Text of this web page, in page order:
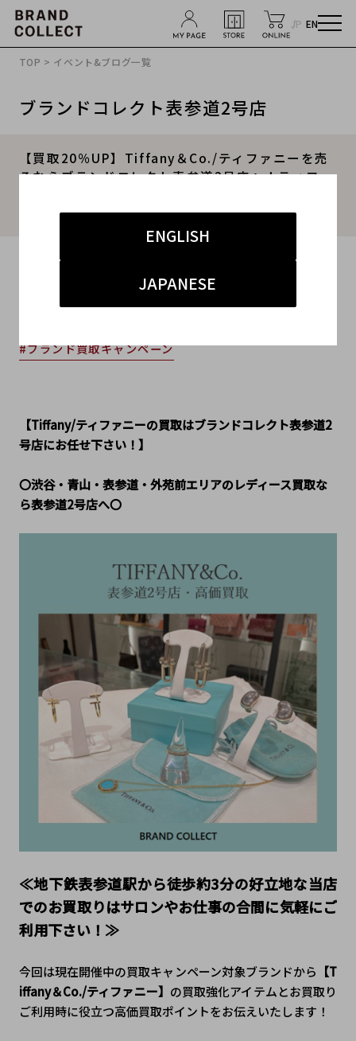
JP EN
ENGLISH
JAPANESE
TOP > イベント&ブログ一覧
ブランドコレクト表参道2号店
【買取20％UP】Tiffany＆Co./ティファニーを売
るならブランドコレクト表参道2号店へ！ティファ
買取いたします！
2024.06.24
#表参道2号店 #買取
#ブランド買取キャンペーン
【Tiffany/ティファニーの買取はブランドコレクト表参道2
号店にお任せ下さい！】
〇渋谷・青山・表参道・外苑前エリアのレディース買取な
ら表参道2号店へ〇
≪地下鉄表参道駅から徒歩約3分の好立地な当店
でのお買取りはサロンやお仕事の合間に気軽にご
利用下さい！≫
今回は現在開催中の買取キャンペーン対象ブランドから 【T
iffany＆Co./ティファニー】 の買取強化アイテムとお買取り
ご利用時に役立つ高価買取ポイントをお伝えいたします！